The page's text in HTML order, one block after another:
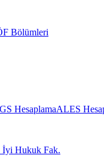
Bölümleri
HesaplamaALES
İyi Hukuk Fak.